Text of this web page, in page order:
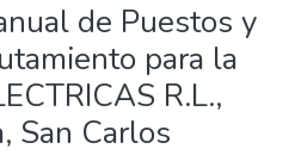
de Puestos y
para la
R.L.,
San Carlos